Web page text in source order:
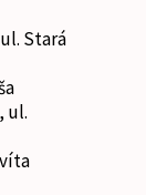
Stará
ul.